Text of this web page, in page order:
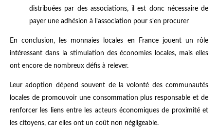
distribuées par des associations, il est donc nécessaire de
payer une adhésion à l'association pour s'en procurer
En conclusion, les monnaies locales en France jouent un rôle
intéressant dans la stimulation des économies locales, mais elles
ont encore de nombreux défis à relever.
Leur adoption dépend souvent de la volonté des communautés
locales de promouvoir une consommation plus responsable et de
renforcer les liens entre les acteurs économiques de proximité et
les citoyens, car elles ont un coût non négligeable.